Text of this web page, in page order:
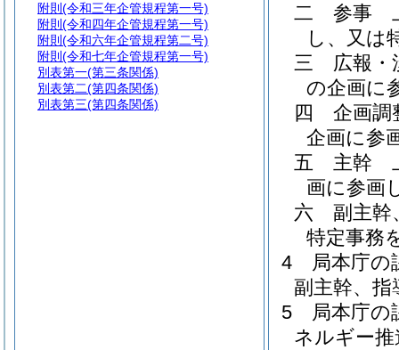
二
参事
し、又は
三
広報
の企画に
四
企画
企画に参
五
主幹
画に参画
六
副主
特定事務
4
局本庁の
副主幹、指
5
局本庁の
ネルギー
附則 (令和三年企管規程第一号)
附則 (令和四年企管規程第一号)
附則 (令和六年企管規程第二号)
附則 (令和七年企管規程第一号)
別表第一(第三条関係)
別表第二(第四条関係)
別表第三(第四条関係)